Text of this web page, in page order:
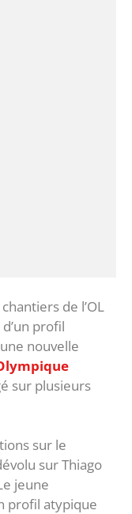
de l’OL
profil
nouvelle
sur plusieurs
sur le
sur Thiago
jeune
profil atypique